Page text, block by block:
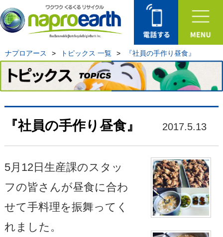
ナプロアース > トピックス 一覧 > 『社員の手作り昼食』
『社員の手作り昼食』 2017.5.13
5月12日生産課のスタッ
フの皆さんが昼食に合わ
せて手料理を振舞ってく
れました。